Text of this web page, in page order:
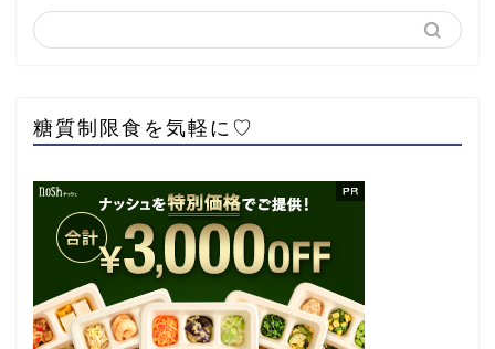
糖質制限食を気軽に♡